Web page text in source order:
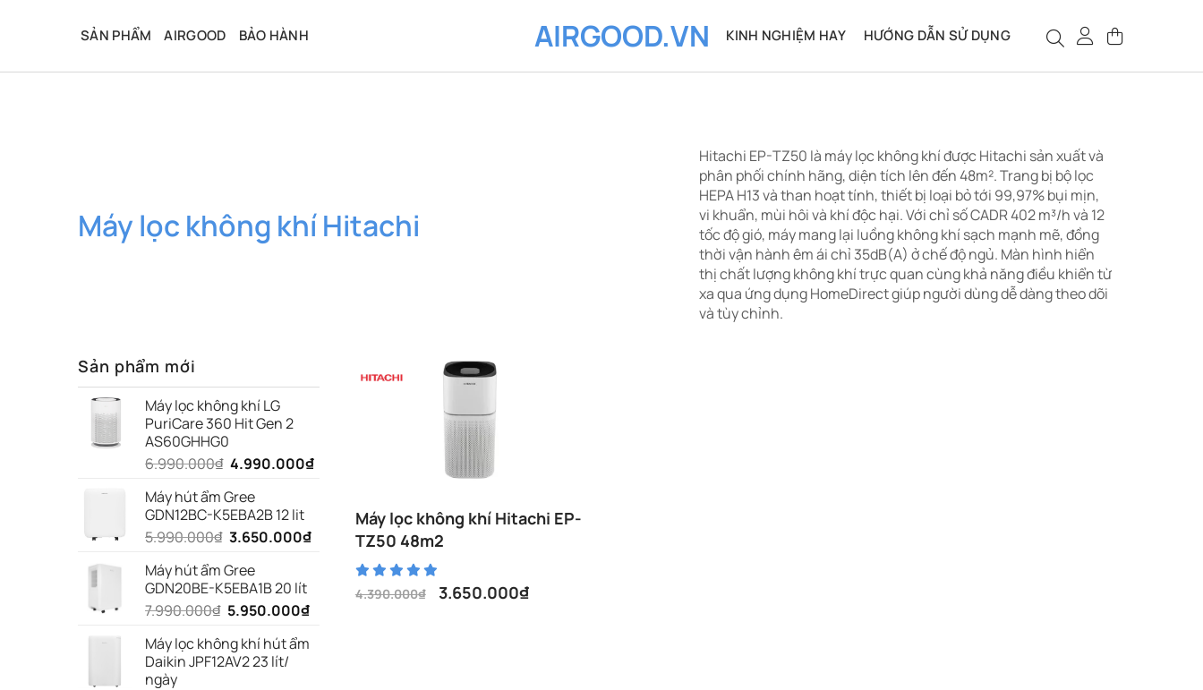
dung
AIRGOOD.VN
SẢN PHẨM AIRGOOD BẢO HÀNH KINH NGHIỆM HAY HƯỚNG DẪN SỬ DỤNG
Máy lọc không khí Hitachi
Hitachi EP-TZ50 là máy lọc không khí được Hitachi sản xuất và
phân phối chính hãng, diện tích lên đến 48m². Trang bị bộ lọc
HEPA H13 và than hoạt tính, thiết bị loại bỏ tới 99,97% bụi mịn,
vi khuẩn, mùi hôi và khí độc hại. Với chỉ số CADR 402 m³/h và 12
tốc độ gió, máy mang lại luồng không khí sạch mạnh mẽ, đồng
thời vận hành êm ái chỉ 35dB(A) ở chế độ ngủ. Màn hình hiển
thị chất lượng không khí trực quan cùng khả năng điều khiển từ
xa qua ứng dụng HomeDirect giúp người dùng dễ dàng theo dõi
và tùy chỉnh.
Sản phẩm mới
Máy lọc không khí LG
PuriCare 360 Hit Gen 2
AS60GHHG0
6.990.000₫ Giá
là:
6.990.000₫.
4.990.000₫Giá
4.990.000₫.
Máy hút ẩm Gree
GDN12BC-K5EBA2B 12 lit
5.990.000₫ Giá
là:
5.990.000₫.
3.650.000₫Giá
Máy hút ẩm Gree
GDN20BE-K5EBA1B 20 lít
7.990.000₫ Giá
là:
7.990.000₫.
5.950.000₫Giá
tại
Máy lọc không khí hút ẩm
Daikin JPF12AV2 23 lít/
ngày
Máy lọc không khí Hitachi EP-
TZ50 48m2
4.390.000₫ 3.650.000₫